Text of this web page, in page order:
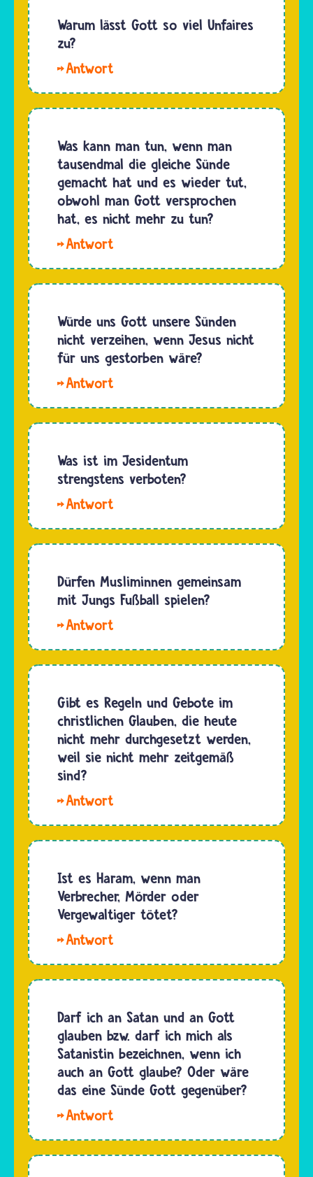
oder
verboten
wäre.
nicht
sich, ob
auch
in den
Himmel
kommen,
andere
Lebewesen
verletzen
oder
ihnen…
Warum lässt Gott so viel Unfaires
zu?
Die
Religionen
geben
unterschiedliche
Antworten
auf diese
Dies sind
die…
Was kann man tun, wenn man
tausendmal die gleiche Sünde
gemacht hat und es wieder tut,
obwohl man Gott versprochen
hat, es nicht mehr zu tun?
Bibel
von
Sünde.
Damit ist
dass
Menschen
etwas
lassen,
das sie
von
Würde uns Gott unsere Sünden
nicht verzeihen, wenn Jesus nicht
für uns gestorben wäre?
Christentum
wir, dass
Jesus am
Kreuz
gestorben
ist,
damit
Menschen
ihre
Fehler…
Was ist im Jesidentum
strengstens verboten?
Grundsätzlich
Jesidinnen
und
verboten
anderen
Menschen
Gewalt
auszuüben.
…
Dürfen Musliminnen gemeinsam
mit Jungs Fußball spielen?
Grundsätzlich
und
sollen
auch
Musliminnen
Sport
Es gibt
kein
islamisches
welches…
Gibt es Regeln und Gebote im
christlichen Glauben, die heute
nicht mehr durchgesetzt werden,
weil sie nicht mehr zeitgemäß
sind?
Christentum
von
Beginn
an,
immer
wieder
damit
auseinandergesetzt,
der
vielen
Gebote…
Ist es Haram, wenn man
Verbrecher, Mörder oder
Vergewaltiger tötet?
ist
Haram,
also
verboten,
Menschen
zu töten.
sie getan
haben.
Wenn sie
Darf ich an Satan und an Gott
glauben bzw. darf ich mich als
Satanistin bezeichnen, wenn ich
auch an Gott glaube? Oder wäre
das eine Sünde Gott gegenüber?
Das